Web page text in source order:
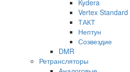
Kydera
Vertex Standard
ТАКТ
Нептун
Созвездие
DMR
Ретрансляторы